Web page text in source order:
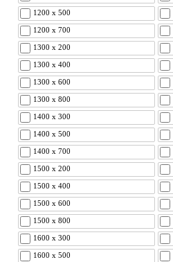
1200 x 500
1200 x 700
1300 x 200
1300 x 400
1300 x 600
1300 x 800
1400 x 300
1400 x 500
1400 x 700
1500 x 200
1500 x 400
1500 x 600
1500 x 800
1600 x 300
1600 x 500